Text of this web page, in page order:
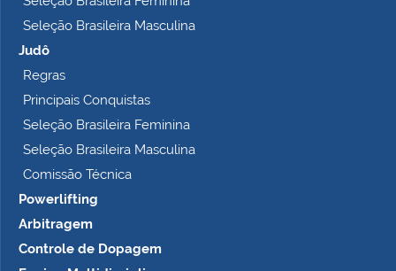
Seleção Brasileira Masculina
Judô
Regras
Principais Conquistas
Seleção Brasileira Feminina
Seleção Brasileira Masculina
Comissão Técnica
Powerlifting
Arbitragem
Controle de Dopagem